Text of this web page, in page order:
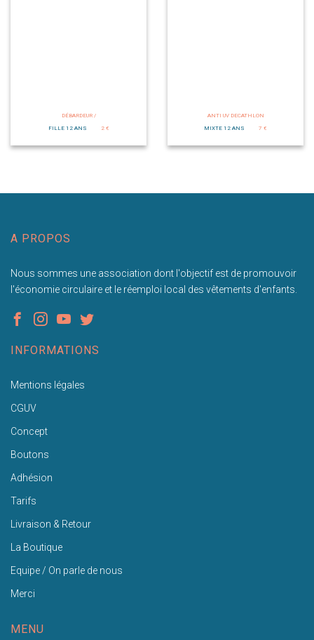
DÉBARDEUR /
FILLE 12 ANS
2 €
ANTI UV DECATHLON
MIXTE 12 ANS
7 €
A PROPOS
Nous sommes une association dont l'objectif est de promouvoir
l'économie circulaire et le réemploi local des vêtements d'enfants.
INFORMATIONS
Mentions légales
CGUV
Concept
Boutons
Adhésion
Tarifs
Livraison & Retour
La Boutique
Equipe / On parle de nous
Merci
MENU